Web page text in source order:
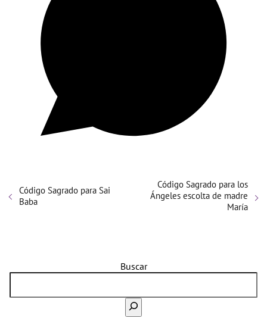
Código Sagrado para Sai
Baba
Código Sagrado para los
Ángeles escolta de madre
María
Buscar